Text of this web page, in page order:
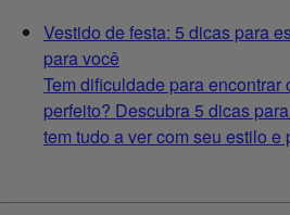
Vestido de festa: 5 dicas para
para você
Tem dificuldade para encontrar
perfeito? Descubra 5 dicas
tem tudo a ver com seu estilo e